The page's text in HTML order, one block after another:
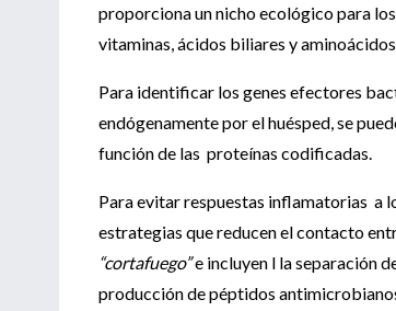
proporciona un nicho ecológico para
vitaminas, ácidos biliares y
Para identificar los genes efectores
endógenamente por el huésped, se
función de las proteínas codificadas.
Para evitar respuestas inflamatorias a
estrategias que reducen el contacto
“cortafuego”e incluyen l la separación
producción de péptidos